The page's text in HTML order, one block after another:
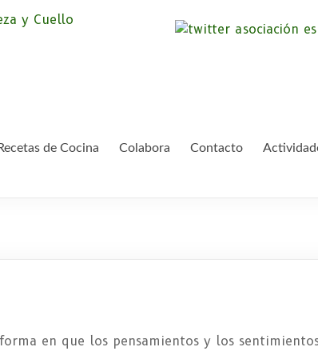
Asociación
Somos la Asociación Española de
asociación sin animo de lucro que
Recetas de Cocina Colabora Contacto
en que los pensamientos y los